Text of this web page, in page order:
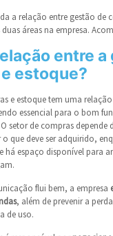
a relação entre gestão de
áreas na empresa.
entre
estoque?
e estoque tem uma
essencial para o bom
setor de compras depende
o que deve ser adquirido,
há espaço disponível para
flui bem, a empresa
, além de prevenir a
de uso.